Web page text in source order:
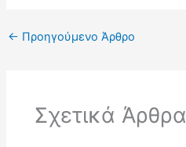
← Προηγούμενο Άρθρο
Σχετικά Άρθρα